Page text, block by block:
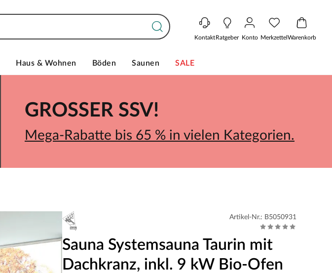
KontaktRatgeber Konto MerkzettelWarenkorb
Haus & Wohnen Böden Saunen SALE
GROSSER SSV!
Mega-Rabatte bis 65 % in vielen Kategorien.
Artikel-Nr.: B5050931
Sauna Systemsauna Taurin mit
Dachkranz, inkl. 9 kW Bio-Ofen